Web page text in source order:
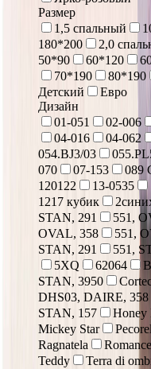
Размер
1,5 спальный
180*200
2,0
50*90
60*120
70*190
80*190
Детский
Евро
Дизайн
01-051
02-006
04-016
04-062
054.BJ3/03
070
07-153 089
120122
13-0535
1217 кубик
STAN, 291
551,
OVAL, 358
551,
STAN, 291
551,
5XQ
62064
STAN, 3950
DHS03, DAIRE, 358
STAN, 157
Honey
Mickey Star
Ragnatela
Romance
Teddy
Terra di